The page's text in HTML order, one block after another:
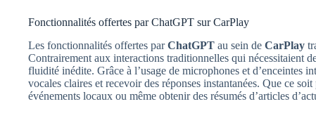
Fonctionnalités offertes par ChatGPT sur CarPlay
Les fonctionnalités offertes parChatGPT au sein de CarPlay
Contrairement aux interactions traditionnelles qui nécessitaient
fluidité inédite. Grâce à l’usage de microphones et d’enceintes
vocales claires et recevoir des réponses instantanées. Que ce
événements locaux ou même obtenir des résumés d’articles